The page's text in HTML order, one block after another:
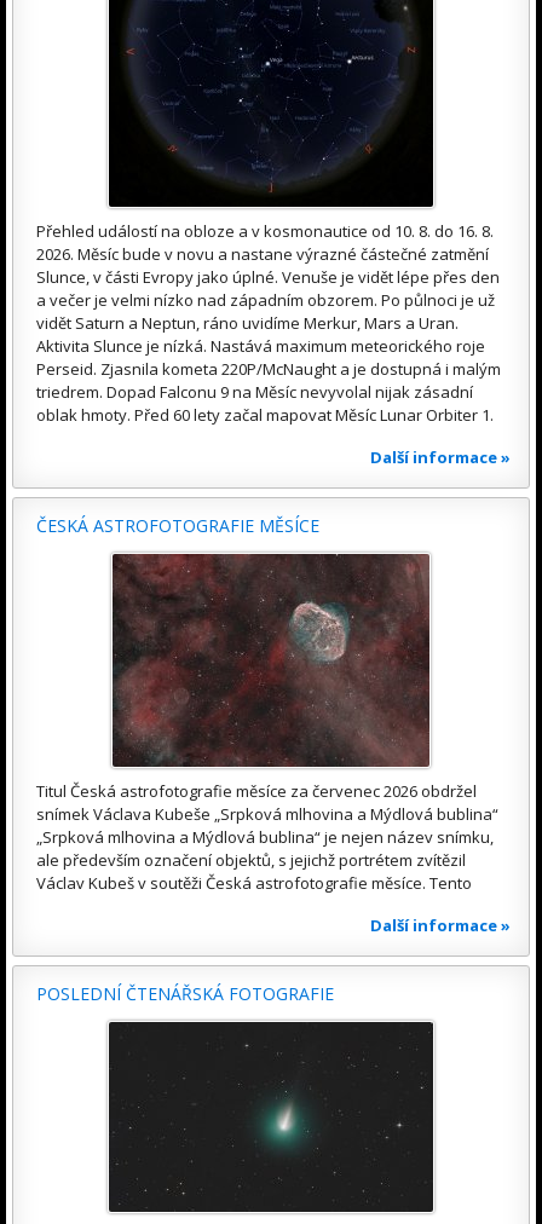
Přehled událostí na obloze a v kosmonautice od 10. 8. do 16. 8.
2026. Měsíc bude v novu a nastane výrazné částečné zatmění
Slunce, v části Evropy jako úplné. Venuše je vidět lépe přes den
a večer je velmi nízko nad západním obzorem. Po půlnoci je už
vidět Saturn a Neptun, ráno uvidíme Merkur, Mars a Uran.
Aktivita Slunce je nízká. Nastává maximum meteorického roje
Perseid. Zjasnila kometa 220P/McNaught a je dostupná i malým
triedrem. Dopad Falconu 9 na Měsíc nevyvolal nijak zásadní
oblak hmoty. Před 60 lety začal mapovat Měsíc Lunar Orbiter 1.
Další informace »
ČESKÁ ASTROFOTOGRAFIE MĚSÍCE
Titul Česká astrofotografie měsíce za červenec 2026 obdržel
snímek Václava Kubeše „Srpková mlhovina a Mýdlová bublina“
„Srpková mlhovina a Mýdlová bublina“ je nejen název snímku,
ale především označení objektů, s jejichž portrétem zvítězil
Václav Kubeš v soutěži Česká astrofotografie měsíce. Tento
Další informace »
POSLEDNÍ ČTENÁŘSKÁ FOTOGRAFIE